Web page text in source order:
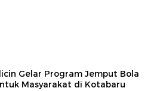
Gelar Program Jemput Bola
Masyarakat di Kotabaru